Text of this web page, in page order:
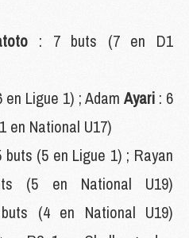
: 7 buts (7 en D1
Ligue 1) ; Adam Ayari : 6
en National U17)
buts (5 en Ligue 1) ; Rayan
en National U19)
(4 en National U19)